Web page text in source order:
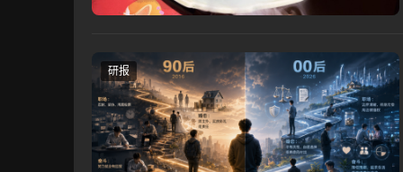
研报